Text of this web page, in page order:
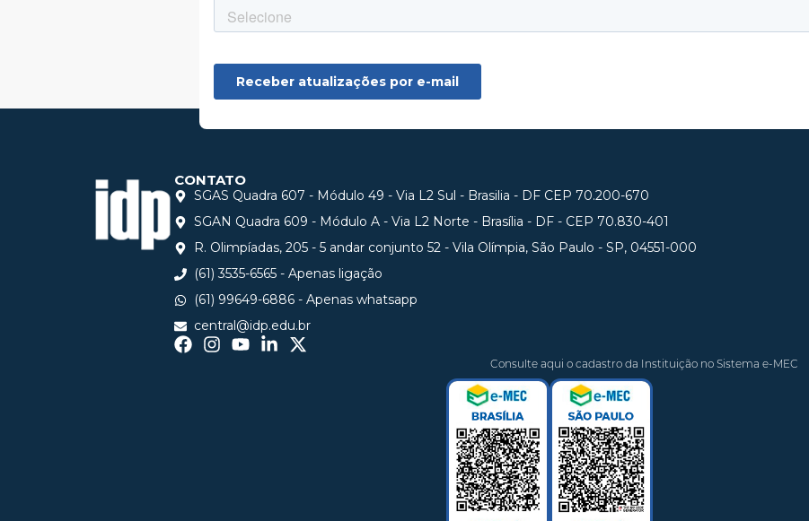
CONTATO
SGAS Quadra 607 - Módulo 49 - Via L2 Sul - Brasilia - DF CEP 70.200-670
SGAN Quadra 609 - Módulo A - Via L2 Norte - Brasília - DF - CEP 70.830-401
R. Olimpíadas, 205 - 5 andar conjunto 52 - Vila Olímpia, São Paulo - SP, 04551-000
(61) 3535-6565 - Apenas ligação
(61) 99649-6886 - Apenas whatsapp
central@idp.edu.br
Consulte aqui o cadastro da Instituição no Sistema e-MEC